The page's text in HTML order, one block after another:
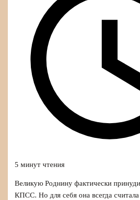
5 минут чтения
Великую Роднину фактически
КПСС. Но для себя она всегда